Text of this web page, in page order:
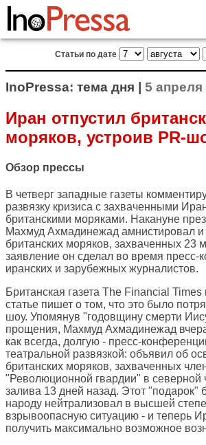
Статьи по дате
InoPressa: тема дня | 5 апреля
Иран отпустил
моряков, устроив PR-
Обзор прессы
В четверг западные газеты
развязку кризиса с захваченными
британскими моряками. Накануне
Махмуд Ахмадинежад амнистировал и
британских моряков, захваченных 23
заявление он сделал во время пресс-
иранских и зарубежных журналистов.
Британская газета The Financial Times
статье пишет о том, что это было
шоу. Упомянув "годовщину смерти
прощения, Махмуд Ахмадинежад
как всегда, долгую - пресс-
театральной развязкой: объявил об
британских моряков, захваченных
"Революционной гвардии" в северной
залива 13 дней назад. Этот "подарок"
народу нейтрализовал в высшей
взрывоопасную ситуацию - и теперь
получить максимально возможное